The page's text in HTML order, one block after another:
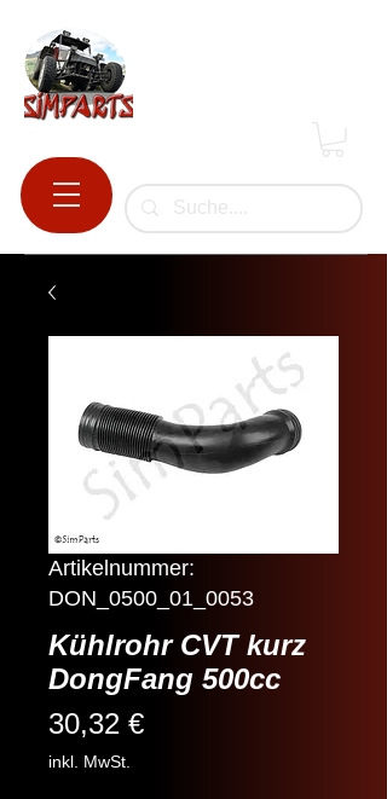
Artikelnummer:
DON_0500_01_0053
Kühlrohr CVT kurz
DongFang 500cc
30,32 €Preis
inkl. MwSt.